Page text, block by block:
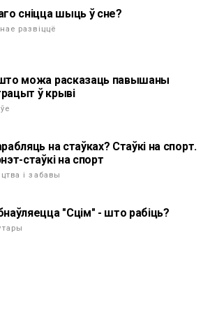
сніцца шыць ў сне?
развіццё
можа расказаць павышаны
ў крыві
на стаўках? Стаўкі на спорт.
стаўкі на спорт
і забавы
"Сцім" - што рабіць?